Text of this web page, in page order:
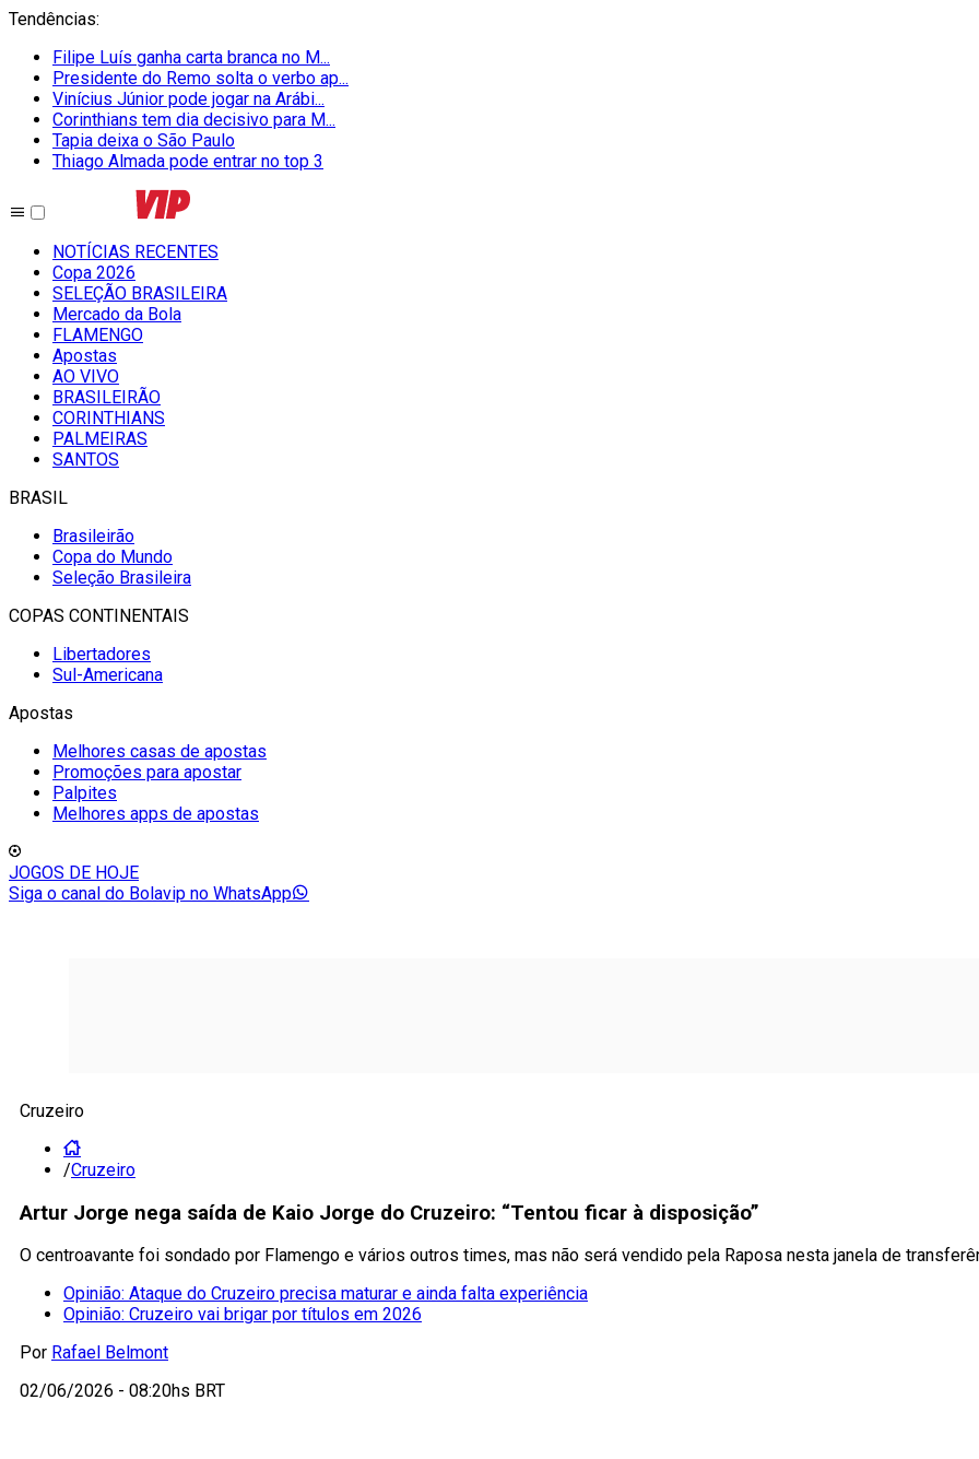
Tendências:
Filipe Luís ganha carta branca no M...
Presidente do Remo solta o verbo ap...
Vinícius Júnior pode jogar na Arábi...
Corinthians tem dia decisivo para M...
Tapia deixa o São Paulo
Thiago Almada pode entrar no top 3
NOTÍCIAS RECENTES
Copa 2026
SELEÇÃO BRASILEIRA
Mercado da Bola
FLAMENGO
Apostas
AO VIVO
BRASILEIRÃO
CORINTHIANS
PALMEIRAS
SANTOS
BRASIL
Brasileirão
Copa do Mundo
Seleção Brasileira
COPAS CONTINENTAIS
Libertadores
Sul-Americana
Apostas
Melhores casas de apostas
Promoções para apostar
Palpites
Melhores apps de apostas
JOGOS DE HOJE
Siga o canal do Bolavip no WhatsApp
Cruzeiro
/Cruzeiro
Artur Jorge nega saída de Kaio Jorge do Cruzeiro: “Tentou ficar à disposição”
O centroavante foi sondado por Flamengo e vários outros times, mas não será vendido pela Raposa nesta janela de
Opinião: Ataque do Cruzeiro precisa maturar e ainda falta experiência
Opinião: Cruzeiro vai brigar por títulos em 2026
Por Rafael Belmont
02/06/2026 - 08:20hs BRT